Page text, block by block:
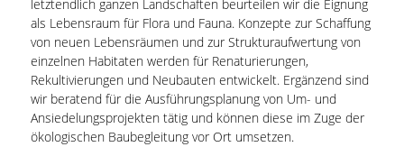
letztendlich ganzen Landschaften beurteilen wir die Eignung
als Lebensraum für Flora und Fauna. Konzepte zur Schaffung
von neuen Lebensräumen und zur Strukturaufwertung von
einzelnen Habitaten werden für Renaturierungen,
Rekultivierungen und Neubauten entwickelt. Ergänzend sind
wir beratend für die Ausführungsplanung von Um- und
Ansiedelungsprojekten tätig und können diese im Zuge der
ökologischen Baubegleitung vor Ort umsetzen.